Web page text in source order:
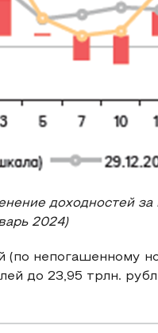
доходностей за
2024)
непогашенному
до 23,95 трлн.